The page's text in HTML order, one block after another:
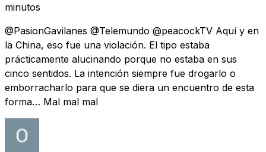
minutos
@PasionGavilanes @Telemundo @peacockTV Aquí y en
la China, eso fue una violación. El tipo estaba
prácticamente alucinando porque no estaba en sus
cinco sentidos. La intención siempre fue drogarlo o
emborracharlo para que se diera un encuentro de esta
forma… Mal mal mal